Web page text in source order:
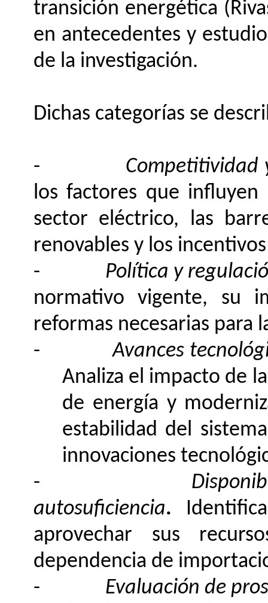
transición energética
en antecedentes y
de la investigación.
Dichas categorías se
-
Competitividad
los factores que
sector eléctrico, las
renovables y los
-
Política y
normativo vigente, su
reformas necesarias para
-
Avances
Analiza el impacto de
de energía y
estabilidad del
innovaciones
-
autosuficiencia.
aprovechar sus
dependencia de
-
Evaluación de